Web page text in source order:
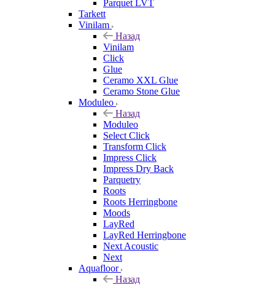
Parquet LVT
Tarkett
Vinilam
Назад
Vinilam
Click
Glue
Ceramo XXL Glue
Ceramo Stone Glue
Moduleo
Назад
Moduleo
Select Click
Transform Click
Impress Click
Impress Dry Back
Parquetry
Roots
Roots Herringbone
Moods
LayRed
LayRed Herringbone
Next Acoustic
Next
Aquafloor
Назад